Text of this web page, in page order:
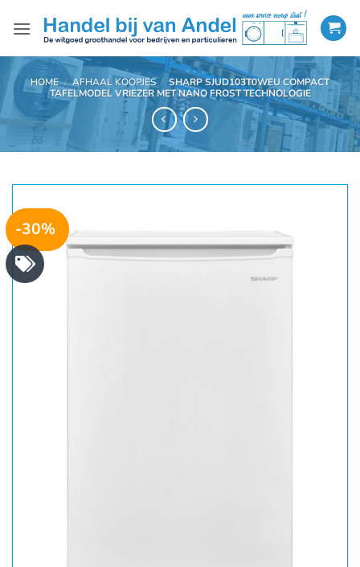
naar
HOME / AFHAAL KOOPJES / SHARP SJUD103T0WEU COMPACT
TAFELMODEL VRIEZER MET NANO FROST TECHNOLOGIE
-30%